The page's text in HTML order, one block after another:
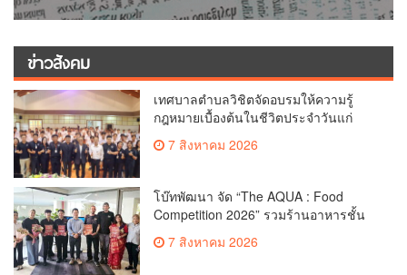
ข่าวสังคม
เทศบาลตำบลวิชิตจัดอบรมให้ความรู้
กฎหมายเบื้องต้นในชีวิตประจำวันแก่
7 สิงหาคม 2026
โบ๊ทพัฒนา จัด “The AQUA : Food
Competition 2026” รวมร้านอาหารชั้น
ศักยภาพ Food Destination ย่านเชิงทะเล
7 สิงหาคม 2026